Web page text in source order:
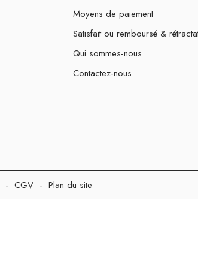
Moyens de paiement
Satisfait ou remboursé &
Qui sommes-nous
Contactez-nous
- CGV - Plan du site